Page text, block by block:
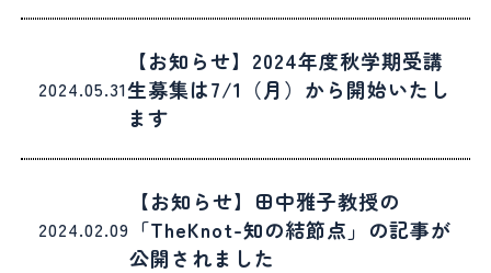
2024.05.31
【お知らせ】2024年度秋学期受講
生募集は7/1（月）から開始いたし
ます
2024.02.09
【お知らせ】田中雅子教授の
「TheKnot-知の結節点」の記事が
公開されました